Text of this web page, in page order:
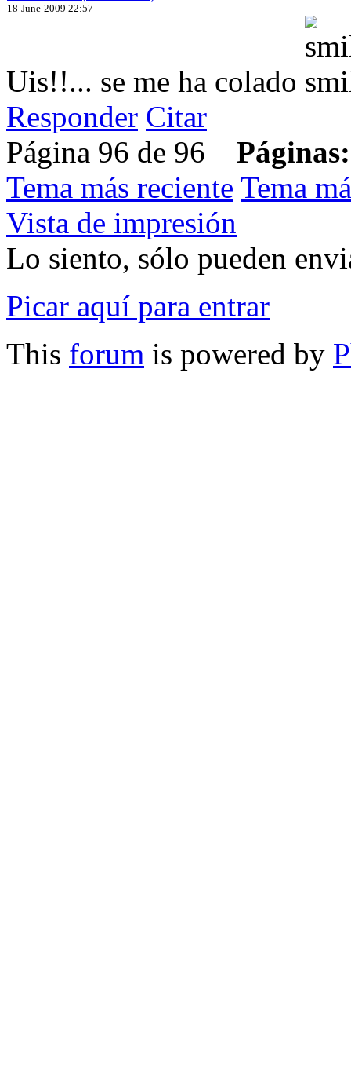
18-June-2009 22:57
Uis!!... se me ha colado
Responder Citar
Página 96 de 96 Páginas:
Tema más reciente Tema
Vista de impresión
Lo siento, sólo pueden
Picar aquí para entrar
This forum is powered by